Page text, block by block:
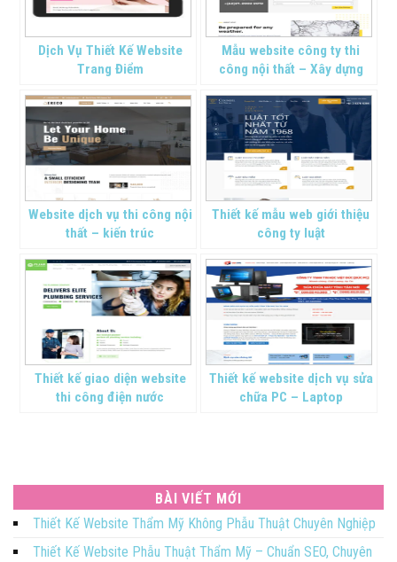
Dịch Vụ Thiết Kế Website
Trang Điểm
Mẫu website công ty thi
công nội thất – Xây dựng
Website dịch vụ thi công nội
thất – kiến trúc
Thiết kế mẫu web giới thiệu
công ty luật
Thiết kế giao diện website
thi công điện nước
Thiết kế website dịch vụ sửa
chữa PC – Laptop
BÀI VIẾT MỚI
Thiết Kế Website Thẩm Mỹ Không Phẫu Thuật Chuyên Nghiệp
Thiết Kế Website Phẫu Thuật Thẩm Mỹ – Chuẩn SEO, Chuyên